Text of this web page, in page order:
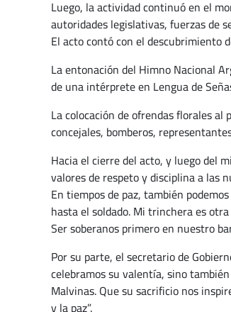
Luego, la actividad continuó en el
autoridades legislativas, fuerzas de
El acto contó con el descubrimiento
La entonación del Himno Nacional
de una intérprete en Lengua de
La colocación de ofrendas florales
concejales, bomberos,
Hacia el cierre del acto, y luego del
valores de respeto y disciplina a las
En tiempos de paz, también
hasta el soldado. Mi trinchera es
Ser soberanos primero en nuestro
Por su parte, el secretario de
celebramos su valentía, sino
Malvinas. Que su sacrificio nos
y la paz”.